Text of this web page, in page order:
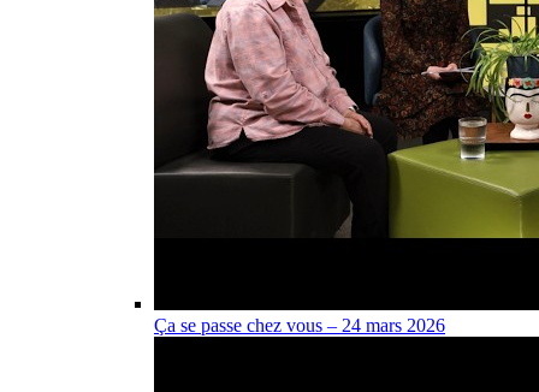
Ça se passe chez vous – 24 mars 2026